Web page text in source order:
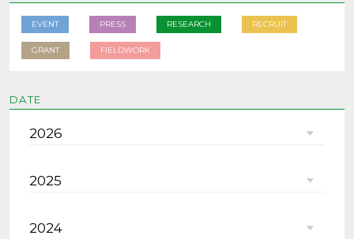
EVENT PRESS RESEARCH RECRUIT
GRANT FIELDWORK
DATE
2026
2025
2024